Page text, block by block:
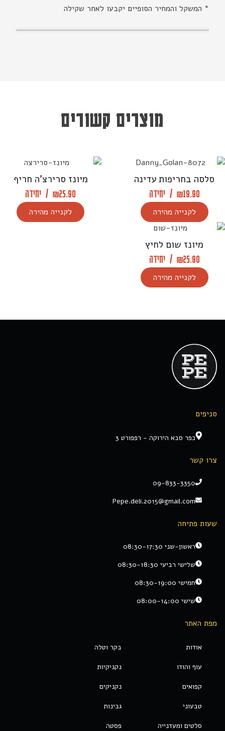
* המשקל והמחיר הסופיים יקבעו לאחר שקילה
מוצרים קשורים
סלסה בחריפות עדינה
₪19.90
/ יחידה
לקנייה מהירה
מיונז סרירצ’ה חריף
₪25.90
/ יחידה
לקנייה מהירה
מיונז שום לחיץ
₪25.90
/ יחידה
לקנייה מהירה
סניפים
כפר סבא הירוקה - רפפורט 3
צרו קשר
09-833-3350
Pepe.deli.2015@gmail.com
שעות פתיחה
ראשון-שני 08:30-17:30
שלישי רביעי 08:30-18:30
חמישי 08:30-19:00
שישי 08:00-14:00
מפת האתר
אודות בקר וטלה
עוף והודו נקניקיות
קפואים נקניקים
טבעוני גבינות
סלטים ומעדנייה פסטה